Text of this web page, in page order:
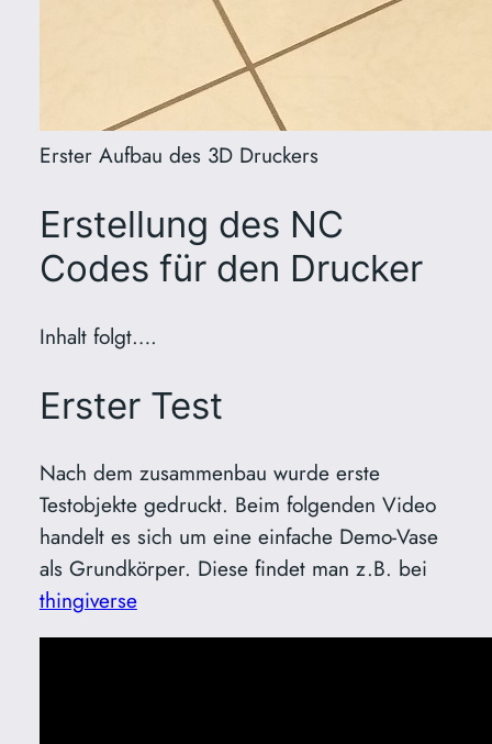
Erster Aufbau des 3D Druckers
Erstellung des NC
Codes für den Drucker
Inhalt folgt….
Erster Test
Nach dem zusammenbau wurde erste
Testobjekte gedruckt. Beim folgenden Video
handelt es sich um eine einfache Demo-Vase
als Grundkörper. Diese findet man z.B. bei
thingiverse